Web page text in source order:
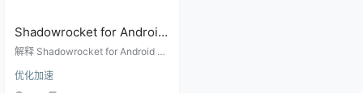
Shadowrocket for Android
后台运行不稳定怎么办？
略技术指南
解释 Shadowrocket for Android 在
效的原因，覆盖 VpnService、Andr
oid 电池优化、网络切换和保活设
优化加速